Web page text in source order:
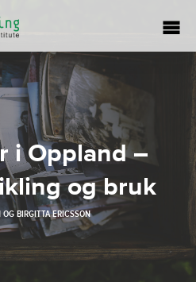
i Oppland –
og bruk
OGBIRGITTA ERICSSON